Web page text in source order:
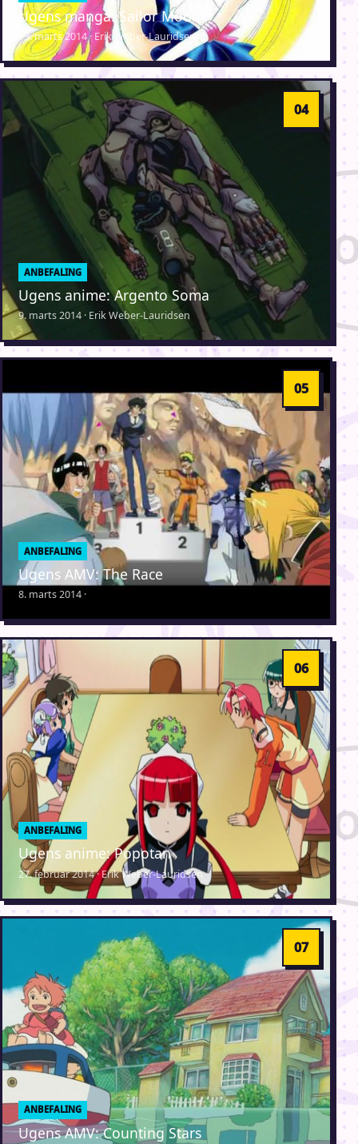
Ugens manga: Sailor Moon
13. marts 2014 · Erik Weber-Lauridsen
ANBEFALING
Ugens anime: Argento Soma
9. marts 2014 · Erik Weber-Lauridsen
ANBEFALING
Ugens AMV: The Race
8. marts 2014 ·
ANBEFALING
Ugens anime: Popotan
27. februar 2014 · Erik Weber-Lauridsen
ANBEFALING
Ugens AMV: Counting Stars